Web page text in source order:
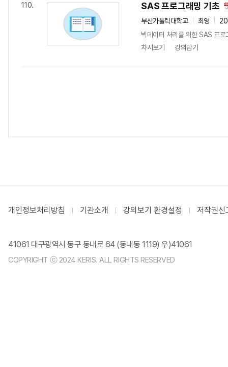
110. SAS 프로그래밍 기초
부산가톨릭대학교 최영
빅데이터 처리를 위한 SAS 프
차시보기
강의담기
개인정보처리방침 기관소개 강의보기 환경설정 저작권신
41061 대구광역시 동구 동내로 64 (동내동 1119) 우)41061
COPYRIGHT ⓒ 2024 KERIS. ALL RIGHTS RESERVED